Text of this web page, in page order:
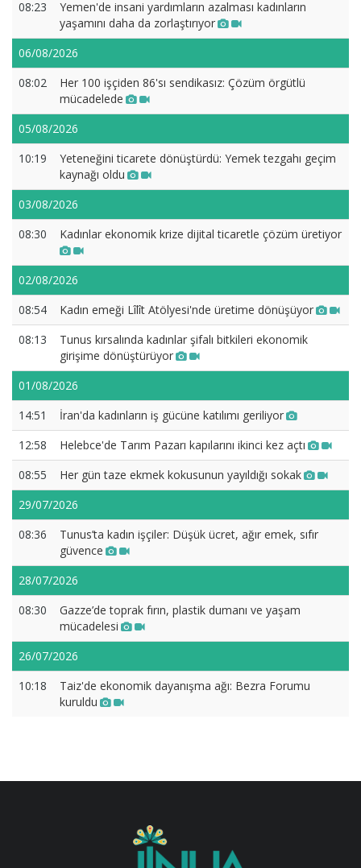
08:23
Yemen'de insani yardımların azalması kadınların
yaşamını daha da zorlaştırıyor
06/08/2026
08:02
Her 100 işçiden 86'sı sendikasız: Çözüm örgütlü
mücadelede
05/08/2026
10:19
Yeteneğini ticarete dönüştürdü: Yemek tezgahı geçim
kaynağı oldu
03/08/2026
08:30
Kadınlar ekonomik krize dijital ticaretle çözüm üretiyor
02/08/2026
08:54
Kadın emeği Lîlît Atölyesi'nde üretime dönüşüyor
08:13
Tunus kırsalında kadınlar şifalı bitkileri ekonomik
girişime dönüştürüyor
01/08/2026
14:51
İran'da kadınların iş gücüne katılımı geriliyor
12:58
Helebce'de Tarım Pazarı kapılarını ikinci kez açtı
08:55
Her gün taze ekmek kokusunun yayıldığı sokak
29/07/2026
08:36
Tunus’ta kadın işçiler: Düşük ücret, ağır emek, sıfır
güvence
28/07/2026
08:30
Gazze’de toprak fırın, plastik dumanı ve yaşam
mücadelesi
26/07/2026
10:18
Taiz'de ekonomik dayanışma ağı: Bezra Forumu
kuruldu